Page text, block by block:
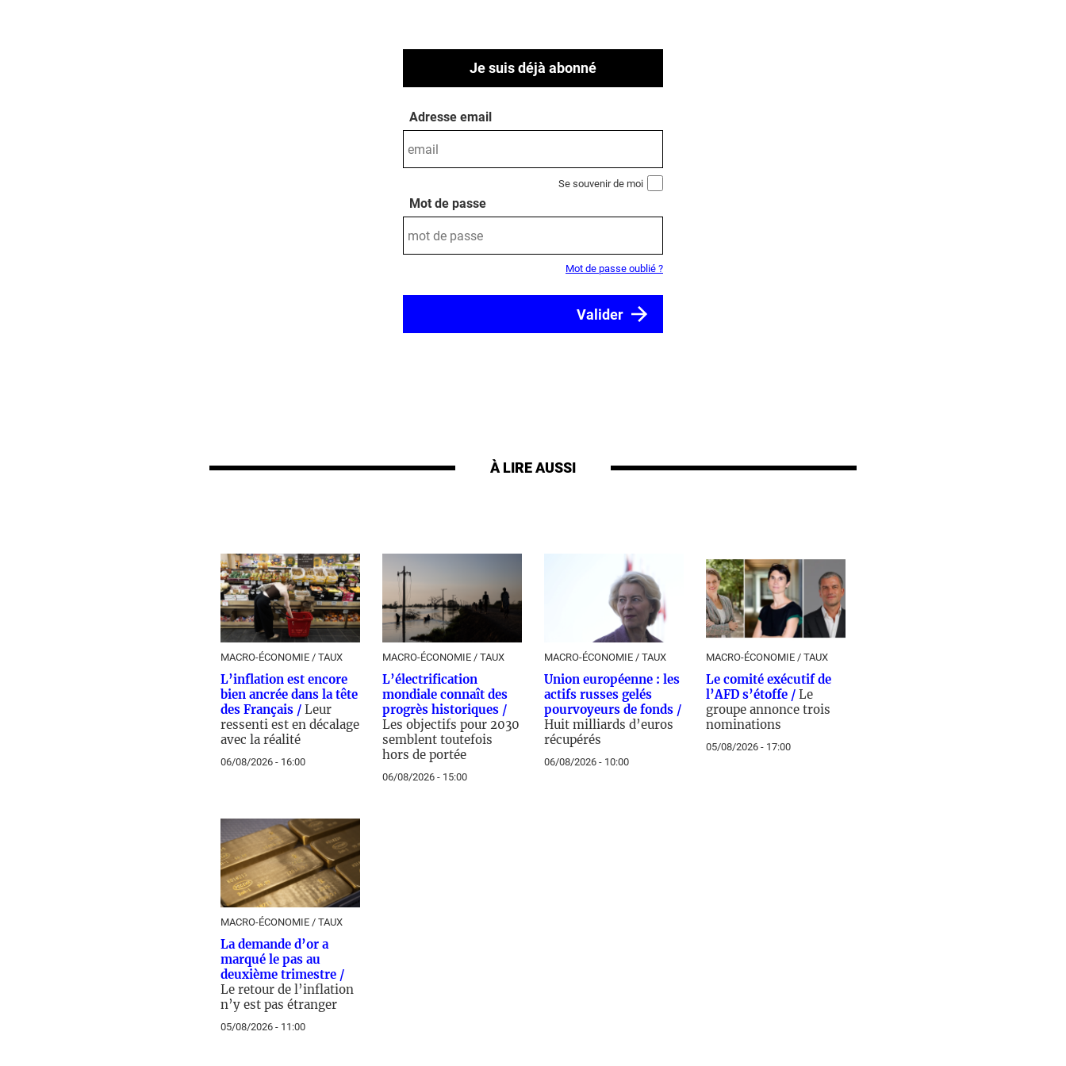
Je suis déjà abonné
Adresse email
Se souvenir de moi
Mot de passe
Mot de passe oublié ?
À LIRE AUSSI
MACRO-ÉCONOMIE / TAUX
L’inflation est encore
bien ancrée dans la tête
des Français / Leur
ressenti est en décalage
avec la réalité
06/08/2026 - 16:00
MACRO-ÉCONOMIE / TAUX
L’électrification
mondiale connaît des
progrès historiques /
Les objectifs pour 2030
semblent toutefois
hors de portée
06/08/2026 - 15:00
MACRO-ÉCONOMIE / TAUX
Union européenne : les
actifs russes gelés
pourvoyeurs de fonds /
Huit milliards d’euros
récupérés
06/08/2026 - 10:00
MACRO-ÉCONOMIE / TAUX
Le comité exécutif de
l’AFD s’étoffe / Le
groupe annonce trois
nominations
05/08/2026 - 17:00
MACRO-ÉCONOMIE / TAUX
La demande d’or a
marqué le pas au
deuxième trimestre /
Le retour de l’inflation
n’y est pas étranger
05/08/2026 - 11:00